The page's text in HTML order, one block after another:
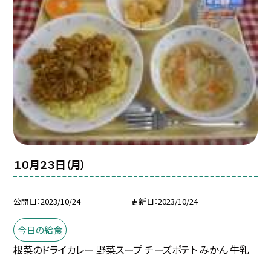
１０月２３日（月）
公開日 2023/10/24 更新日 2023/10/24
今日の給食
根菜のドライカレー 野菜スープ チーズポテト みかん 牛乳